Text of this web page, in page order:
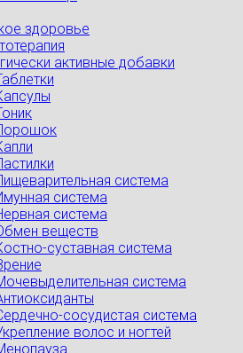
здоровье
активные добавки
система
система
система
веществ
суставная система
система
сосудистая система
волос и ногтей